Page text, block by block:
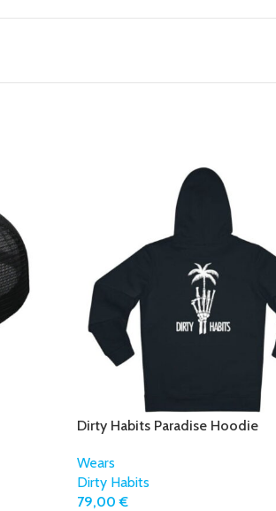
Dirty Habits Paradise Hoodie
Wears
Dirty Habits
79,00€